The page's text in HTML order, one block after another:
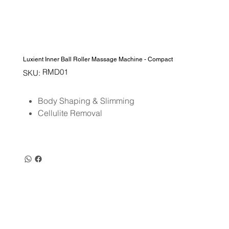
Luxient Inner Ball Roller Massage Machine - Compact
SKU: SKU
RMD01
RMD01
Body Shaping & Slimming
Cellulite Removal